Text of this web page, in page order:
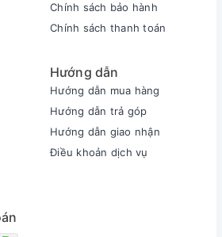
inch nhưng có chiều sâu lên tới 15.6
đa điểm cảm ứng, hơn 8 triệu
hình ảnh sắc nét , chân thực đến
máy trạm này phát ra lên đến 335
lắng khi trải nghiệm nghiêm ở
Chính sách bảo hành
Chính sách thanh toán
Hướng dẫn
Hướng dẫn mua hàng
Hướng dẫn trả góp
Hướng dẫn giao nhận
Điều khoản dịch vụ